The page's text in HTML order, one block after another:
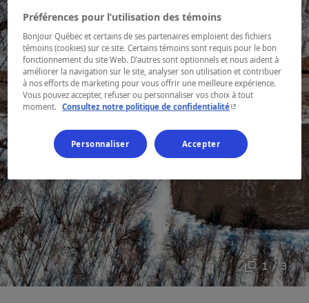
1 / 3
Préférences pour l’utilisation des témoins
Bonjour Québec et certains de ses partenaires emploient des fichiers
témoins (cookies) sur ce site. Certains témoins sont requis pour le bon
fonctionnement du site Web. D’autres sont optionnels et nous aident à
améliorer la navigation sur le site, analyser son utilisation et contribuer
à nos efforts de marketing pour vous offrir une meilleure expérience.
Vous pouvez accepter, refuser ou personnaliser vos choix à tout
moment. Consultez notre politique de confidentialité- Cet hyperlien
Personnaliser Accepter